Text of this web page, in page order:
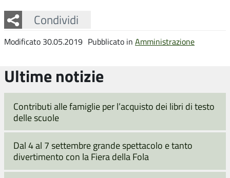
Condividi
Facebook
Twitter
Whatsapp
Modificato 30.05.2019 Pubblicato in Amministrazione
Ultime notizie
Contributi alle famiglie per l’acquisto dei libri di testo
delle scuole
Dal 4 al 7 settembre grande spettacolo e tanto
divertimento con la Fiera della Fola